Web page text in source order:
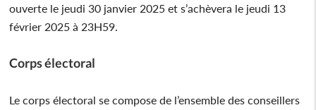
ouverte le jeudi 30 janvier 2025 et s’achèvera le jeudi 13
février 2025 à 23H59.
Corps électoral
Le corps électoral se compose de l’ensemble des conseillers